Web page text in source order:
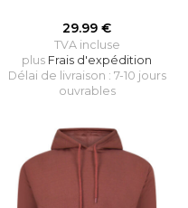
29.99 €
TVA incluse
plus Frais d'expédition
Délai de livraison : 7-10 jours
ouvrables